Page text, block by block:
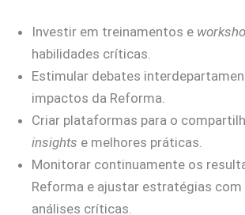
Investir em treinamentos e
habilidades críticas.
Estimular debates
impactos da Reforma.
Criar plataformas para o
insights e melhores práticas.
Monitorar continuamente os
Reforma e ajustar estratégias com
análises críticas.